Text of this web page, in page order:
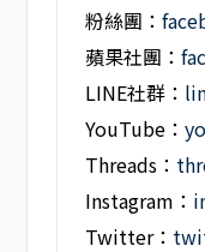
粉絲團：
蘋果社團：
LINE社群：
YouTube：
Threads：
Instagram：
Twitter：